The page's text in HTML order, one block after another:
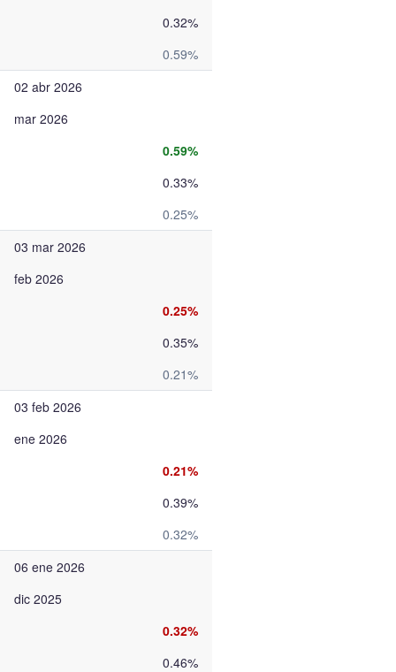
0.32%
0.59%
02 abr 2026
mar 2026
0.59%
0.33%
0.25%
03 mar 2026
feb 2026
0.25%
0.35%
0.21%
03 feb 2026
ene 2026
0.21%
0.39%
0.32%
06 ene 2026
dic 2025
0.32%
0.46%